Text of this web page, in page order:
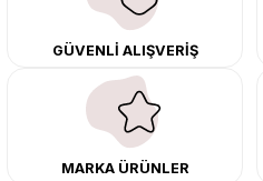
Tüm ürünlerimiz orijinal, dayanıklı ve
merkezimizde profesyonel montaj
kargo ile teslimat gerçekleştiriyoruz.
adres: Egzoz Sepeti.
GÜVENLİ ALIŞVERİŞ
MARKA ÜRÜNLER